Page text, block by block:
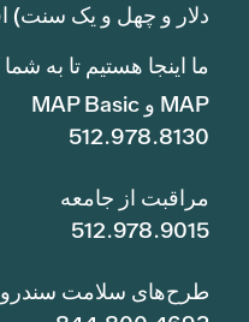
دلار و چهل و یک سنت)
ما اینجا هستیم تا به
MAP و MAP Basic
512.978.8130
مراقبت از جامعه
512.978.9015
طرح‌های سلامت سندرو